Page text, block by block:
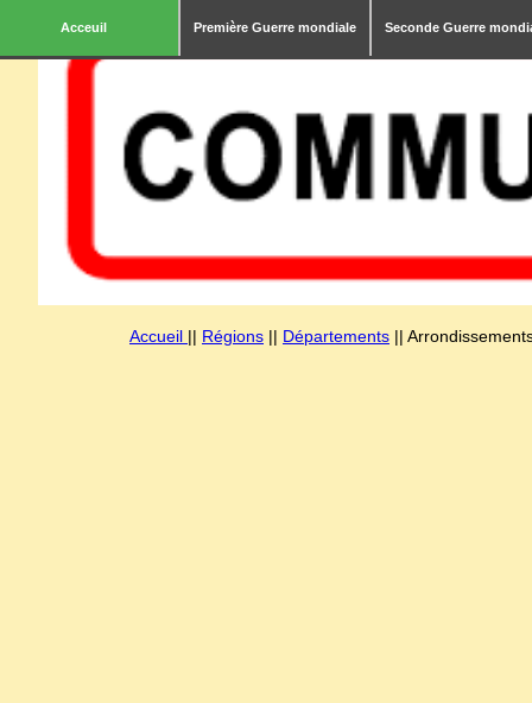
Acceuil Première Guerre mondiale Seconde Guerre
Accueil || Régions || Départements ||